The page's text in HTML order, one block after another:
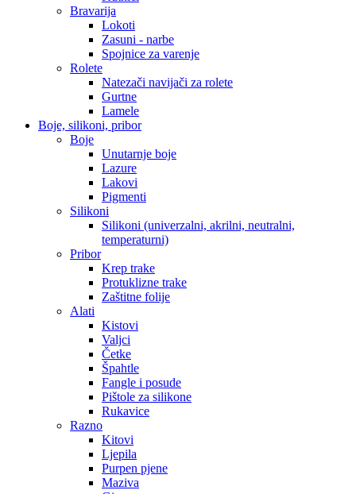
Bravarija
Lokoti
Zasuni - narbe
Spojnice za varenje
Rolete
Natezači navijači za rolete
Gurtne
Lamele
Boje, silikoni, pribor
Boje
Unutarnje boje
Lazure
Lakovi
Pigmenti
Silikoni
Silikoni (univerzalni, akrilni, neutralni,
temperaturni)
Pribor
Krep trake
Protuklizne trake
Zaštitne folije
Alati
Kistovi
Valjci
Četke
Špahtle
Fangle i posude
Pištole za silikone
Rukavice
Razno
Kitovi
Ljepila
Purpen pjene
Maziva